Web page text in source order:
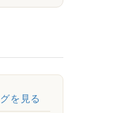
を見る